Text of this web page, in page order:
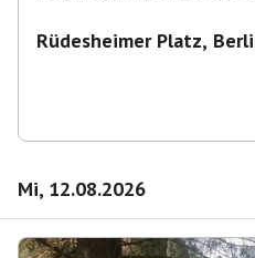
Rüdesheimer Platz,
Mi, 12.08.2026